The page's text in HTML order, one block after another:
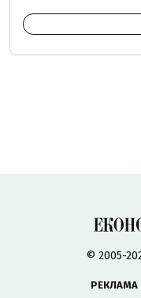
© 2005-
РЕКЛАМА